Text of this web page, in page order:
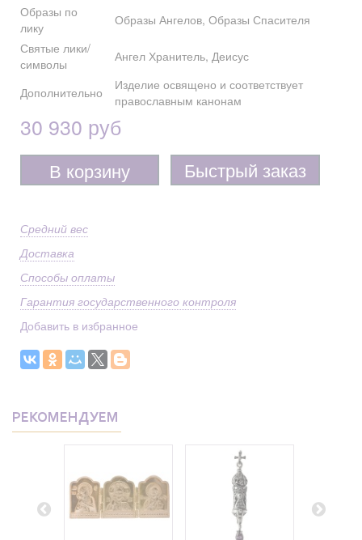
Образы по
лику
Образы Ангелов, Образы Спасителя
Святые лики/
символы
Ангел Хранитель, Деисус
Дополнительно
Изделие освящено и соответствует
православным канонам
30 930 руб
В корзину Быстрый заказ
Средний вес
Доставка
Способы оплаты
Гарантия государственного контроля
Добавить в избранное
РЕКОМЕНДУЕМ